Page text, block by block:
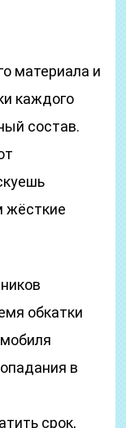
материала и
каждого
состав.
жёсткие
обкатки
в
срок,